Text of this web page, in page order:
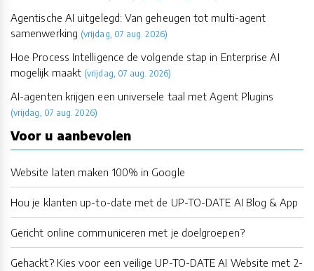
Agentische AI uitgelegd: Van geheugen tot multi-agent
samenwerking (vrijdag, 07 aug. 2026)
Hoe Process Intelligence de volgende stap in Enterprise AI
mogelijk maakt (vrijdag, 07 aug. 2026)
AI-agenten krijgen een universele taal met Agent Plugins
(vrijdag, 07 aug. 2026)
Voor u aanbevolen
Website laten maken 100% in Google
Hou je klanten up-to-date met de UP-TO-DATE AI Blog & App
Gericht online communiceren met je doelgroepen?
Gehackt? Kies voor een veilige UP-TO-DATE AI Website met 2-